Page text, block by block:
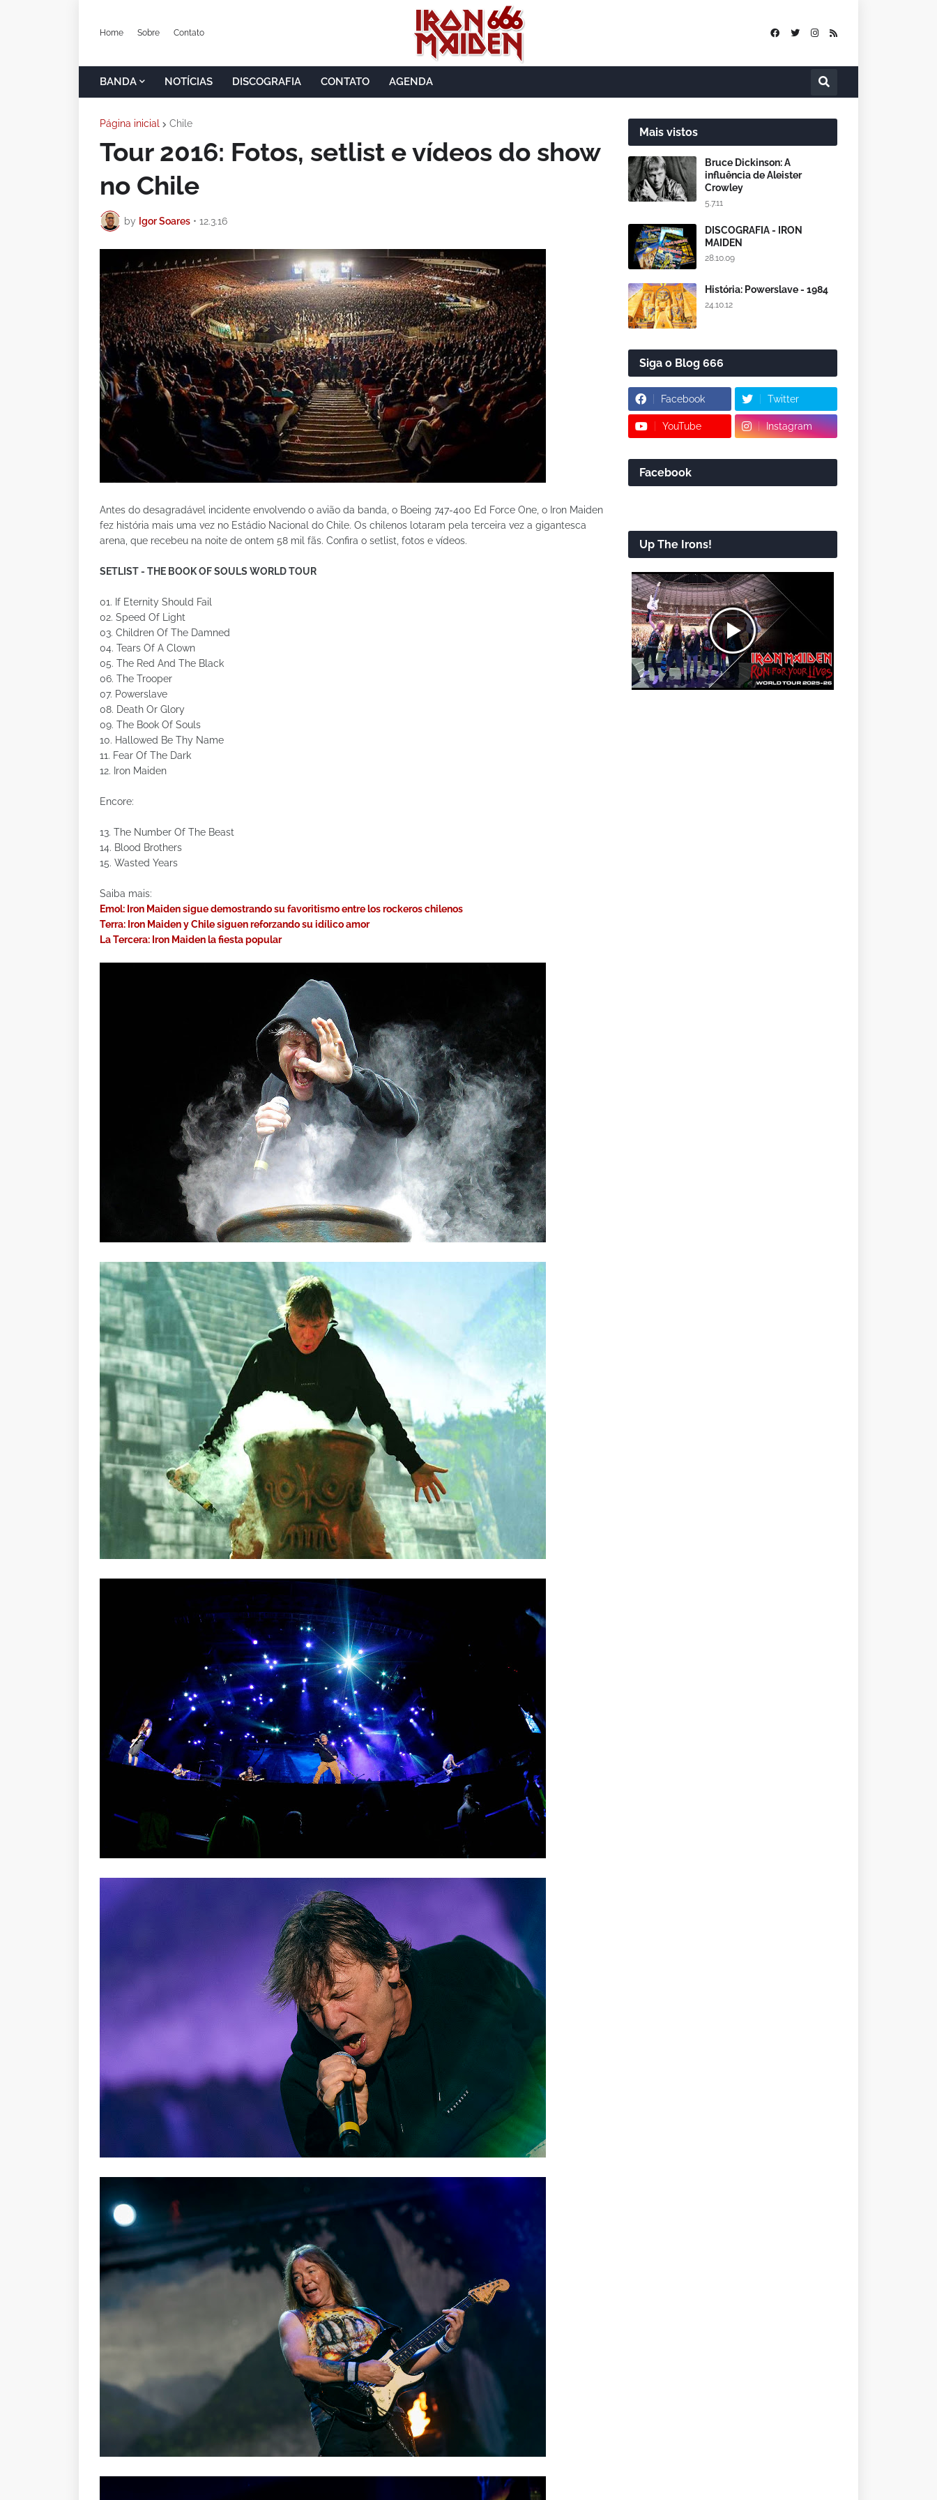
Home Sobre Contato
BANDA NOTÍCIAS DISCOGRAFIA CONTATO AGENDA
Página inicial Chile
Tour 2016: Fotos, setlist e vídeos do show
no Chile
by Igor Soares • 12.3.16
Antes do desagradável incidente envolvendo o avião da banda, o Boeing 747-400 Ed Force One, o Iron Maiden
fez história mais uma vez no Estádio Nacional do Chile. Os chilenos lotaram pela terceira vez a gigantesca
arena, que recebeu na noite de ontem 58 mil fãs. Confira o setlist, fotos e vídeos.
SETLIST - THE BOOK OF SOULS WORLD TOUR
01. If Eternity Should Fail
02. Speed Of Light
03. Children Of The Damned
04. Tears Of A Clown
05. The Red And The Black
06. The Trooper
07. Powerslave
08. Death Or Glory
09. The Book Of Souls
10. Hallowed Be Thy Name
11. Fear Of The Dark
12. Iron Maiden
Encore:
13. The Number Of The Beast
14. Blood Brothers
15. Wasted Years
Saiba mais:
Emol: Iron Maiden sigue demostrando su favoritismo entre los rockeros chilenos
Terra: Iron Maiden y Chile siguen reforzando su idílico amor
La Tercera: Iron Maiden la fiesta popular
Mais vistos
Bruce Dickinson: A
influência de Aleister
Crowley
5.7.11
DISCOGRAFIA - IRON
MAIDEN
28.10.09
História: Powerslave - 1984
24.10.12
Siga o Blog 666
Facebook Twitter
YouTube Instagram
Facebook
Up The Irons!